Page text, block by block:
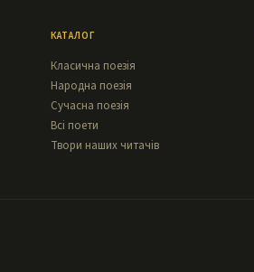
КАТАЛОГ
Класична поезія
Народна поезія
Сучасна поезія
Всі поети
Твори наших читачів